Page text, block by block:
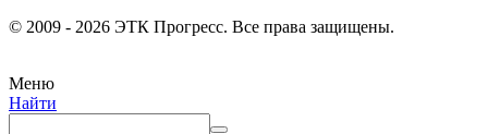
© 2009 - 2026 ЭТК Прогресс. Все права защищены.
Меню
Найти